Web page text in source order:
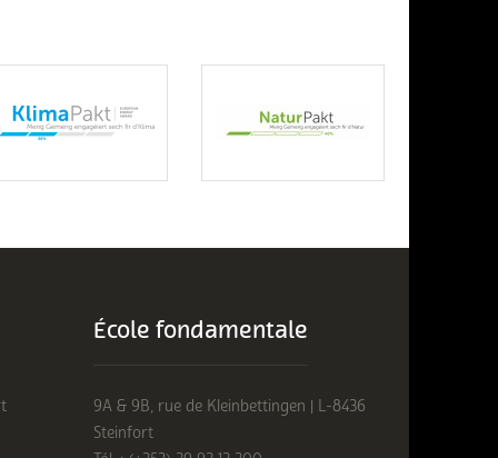
École fondamentale
9A & 9B, rue de Kleinbettingen | L-8436
Steinfort